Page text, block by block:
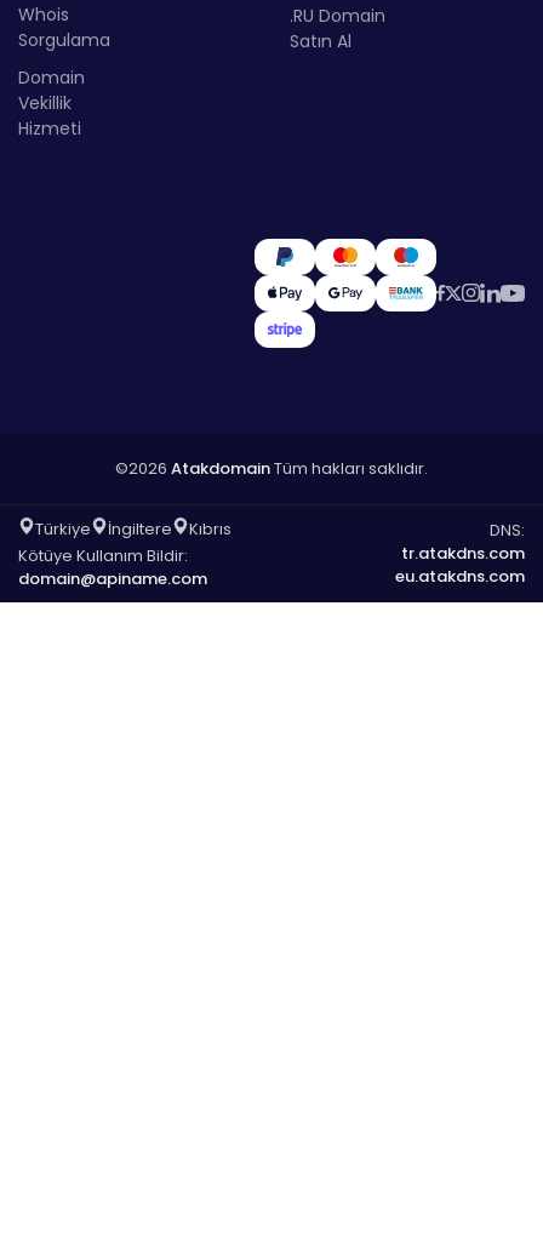
Whois
Sorgulama
Domain
Vekillik
Hizmeti
.RU Domain
Satın Al
©2026 AtakdomainTüm hakları saklıdır.
Türkiye İngiltere
Kıbrıs
Kötüye Kullanım Bildir:
domain@apiname.com
DNS:
tr.atakdns.com
eu.atakdns.com